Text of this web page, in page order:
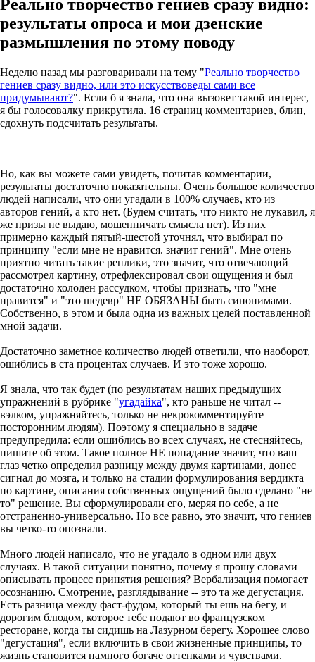
Реально творчество гениев сразу видно:
результаты опроса и мои дзенские
размышления по этому поводу
Неделю назад мы разговаривали на тему "Реально творчество
гениев сразу видно, или это искусствоведы сами все
придумывают?". Если б я знала, что она вызовет такой интерес,
я бы голосовалку прикрутила. 16 страниц комментариев, блин,
сдохнуть подсчитать результаты.
Но, как вы можете сами увидеть, почитав комментарии,
результаты достаточно показательны. Очень большое количество
людей написали, что они угадали в 100% случаев, кто из
авторов гений, а кто нет. (Будем считать, что никто не лукавил, я
же призы не выдаю, мошенничать смысла нет). Из них
примерно каждый пятый-шестой уточнял, что выбирал по
принципу "если мне не нравится. значит гений". Мне очень
приятно читать такие реплики, это значит, что отвечающий
рассмотрел картину, отрефлексировал свои ощущения и был
достаточно холоден рассудком, чтобы признать, что "мне
нравится" и "это шедевр" НЕ ОБЯЗАНЫ быть синонимами.
Собственно, в этом и была одна из важных целей поставленной
мной задачи.
Достаточно заметное количество людей ответили, что наоборот,
ошиблись в ста процентах случаев. И это тоже хорошо.
Я знала, что так будет (по результатам наших предыдущих
упражнений в рубрике "угадайка", кто раньше не читал --
вэлком, упражняйтесь, только не некрокомментируйте
посторонним людям). Поэтому я специально в задаче
предупредила: если ошиблись во всех случаях, не стесняйтесь,
пишите об этом. Такое полное НЕ попадание значит, что ваш
глаз четко определил разницу между двумя картинами, донес
сигнал до мозга, и только на стадии формулирования вердикта
по картине, описания собственных ощущений было сделано "не
то" решение. Вы сформулировали его, меряя по себе, а не
отстраненно-универсально. Но все равно, это значит, что гениев
вы четко-то опознали.
Много людей написало, что не угадало в одном или двух
случаях. В такой ситуации понятно, почему я прошу словами
описывать процесс принятия решения? Вербализация помогает
осознанию. Смотрение, разглядывание -- это та же дегустация.
Есть разница между фаст-фудом, который ты ешь на бегу, и
дорогим блюдом, которое тебе подают во французском
ресторане, когда ты сидишь на Лазурном берегу. Хорошее слово
"дегустация", если включить в свои жизненные принципы, то
жизнь становится намного богаче оттенками и чувствами.